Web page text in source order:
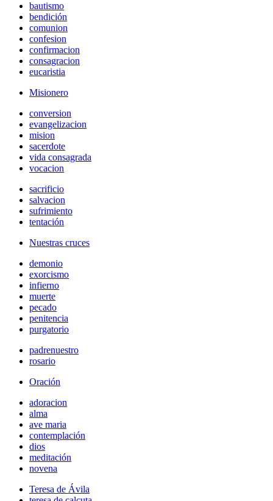
bautismo
bendición
comunion
confesion
confirmacion
consagracion
eucaristia
Misionero
conversion
evangelizacion
mision
sacerdote
vida consagrada
vocacion
sacrificio
salvacion
sufrimiento
tentación
Nuestras cruces
demonio
exorcismo
infierno
muerte
pecado
penitencia
purgatorio
padrenuestro
rosario
Oración
adoracion
alma
ave maria
contemplación
dios
meditación
novena
Teresa de Ávila